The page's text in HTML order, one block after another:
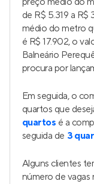
de R$ 5.319 a R$
médio do metro
é R$ 17.902, o
Balneário
procura por
Em seguida, o
quartos que
quartos é a
seguida de 3
Alguns clientes
número de vagas